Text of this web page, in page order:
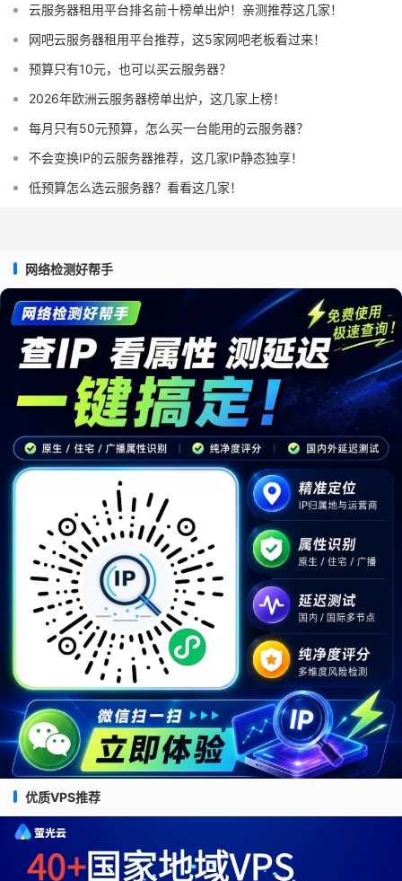
云服务器租用平台排名前十榜单出炉！亲测推荐这几家！
网吧云服务器租用平台推荐，这5家网吧老板看过来！
预算只有10元，也可以买云服务器？
2026年欧洲云服务器榜单出炉，这几家上榜！
每月只有50元预算，怎么买一台能用的云服务器？
不会变换IP的云服务器推荐，这几家IP静态独享！
低预算怎么选云服务器？看看这几家！
网络检测好帮手
优质VPS推荐